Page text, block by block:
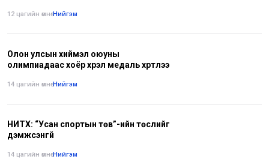
12 цагийн өмнө•Нийгэм
Олон улсын хиймэл оюуны
олимпиадаас хоёр хүрэл медаль хүртлээ
14 цагийн өмнө•Нийгэм
НИТХ: “Усан спортын төв”-ийн төслийг
дэмжсэнгүй
14 цагийн өмнө•Нийгэм